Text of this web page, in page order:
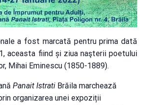
a fost marcată pentru prima dată
aceasta fiind și ziua naşterii poetului
Mihai Eminescu (1850-1889).
Panait Istrati Brăila marchează
organizarea unei expoziții